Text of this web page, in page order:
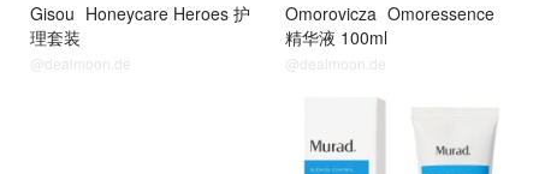
Gisou Honeycare Heroes 护
理套装
@dealmoon.de
Omorovicza Omoressence
精华液 100ml
@dealmoon.de